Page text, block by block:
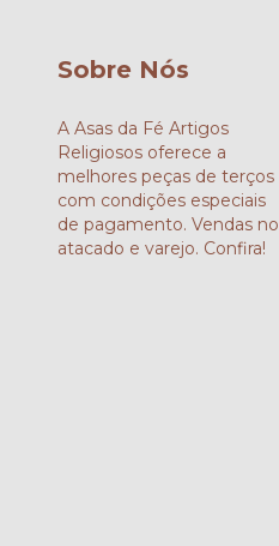
Sobre Nós
A Asas da Fé Artigos
Religiosos oferece a
melhores peças de terços
com condições especiais
de pagamento. Vendas no
atacado e varejo. Confira!